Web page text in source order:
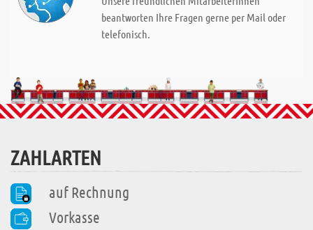
beantworten Ihre Fragen gerne per Mail oder
telefonisch.
ZAHLARTEN
auf Rechnung
Vorkasse